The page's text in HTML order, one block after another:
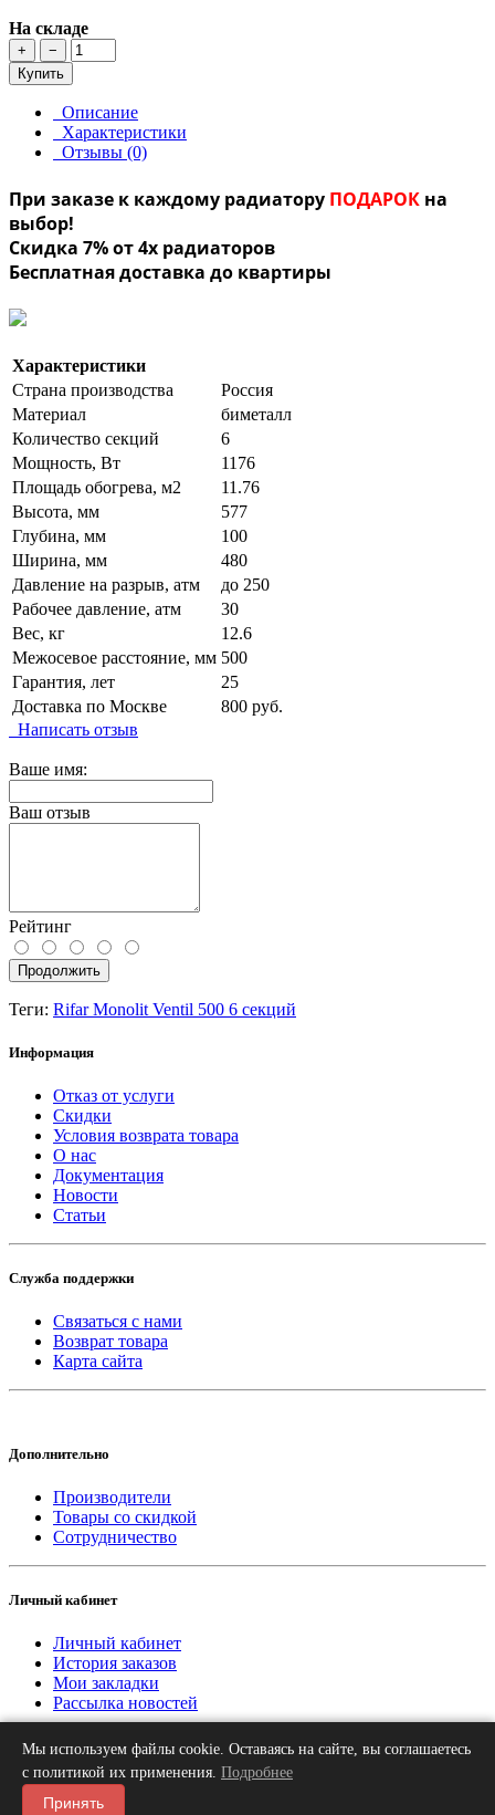
На складе
+
−
Купить
Описание
Характеристики
Отзывы (0)
При заказе к каждому радиатору ПОДАРОК на
выбор!
Скидка 7% от 4х радиаторов
Бесплатная доставка до квартиры
Характеристики
Страна производства
Россия
Материал
биметалл
Количество секций
6
Мощность, Вт
1176
Площадь обогрева, м2
11.76
Высота, мм
577
Глубина, мм
100
Ширина, мм
480
Давление на разрыв, атм
до 250
Рабочее давление, атм
30
Вес, кг
12.6
Межосевое расстояние, мм 500
Гарантия, лет
25
Доставка по Москве
800 руб.
Написать отзыв
Ваше имя:
Ваш отзыв
Рейтинг
Продолжить
Теги: Rifar Monolit Ventil 500 6 секций
Информация
Отказ от услуги
Скидки
Условия возврата товара
О нас
Документация
Новости
Статьи
Служба поддержки
Связаться с нами
Возврат товара
Карта сайта
Дополнительно
Производители
Товары со скидкой
Сотрудничество
Личный кабинет
Личный кабинет
История заказов
Мои закладки
Рассылка новостей
2013-2026 © «Рифар Москва»
О нас Оплата Доставка Контакты
Мы принимаем к оплате карту МИР
Мы используем файлы cookie. Оставаясь на сайте, вы соглашаетесь
с политикой их применения. Подробнее
Принять